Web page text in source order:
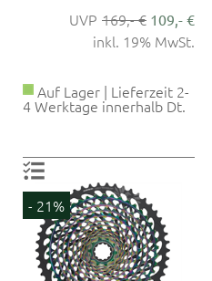
169,- € 109,- €
inkl. 19% MwSt.
Auf Lager | Lieferzeit 2-
4 Werktage innerhalb Dt.
- 21%